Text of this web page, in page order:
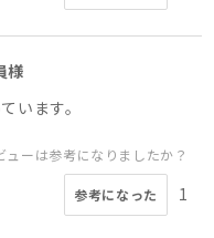
様
います。
ューは参考になりましたか？
参考になった 1